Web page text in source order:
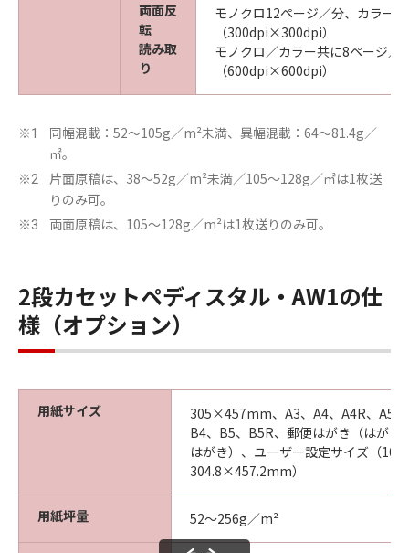
両面反
転
読み取
り
モノクロ12ページ／分、カラー8
（300dpi×300dpi）
モノクロ／カラー共に8ページ／
（600dpi×600dpi）
※1
同幅混載：52～105g／m²未満、異幅混載：64～81.4g／
㎡。
※2
片面原稿は、38～52g／m²未満／105～128g／㎡は1枚送
りのみ可。
※3 両面原稿は、105～128g／m²は1枚送りのみ可。
2段カセットペディスタル・AW1の仕
様（オプション）
用紙サイズ
305×457mm、A3、A4、A4R、A5、
B4、B5、B5R、郵便はがき（はがき
はがき）、ユーザー設定サイズ（
304.8×457.2mm）
用紙坪量 52～256g／m²